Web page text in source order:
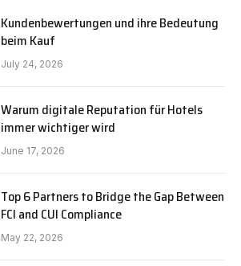
Kundenbewertungen und ihre Bedeutung
beim Kauf
July 24, 2026
Warum digitale Reputation für Hotels
immer wichtiger wird
June 17, 2026
Top 6 Partners to Bridge the Gap Between
FCI and CUI Compliance
May 22, 2026